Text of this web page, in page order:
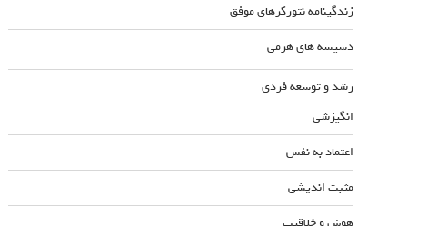
زندگینامه نتورکرهای موفق
دسیسه های هرمی
رشد و توسعه فردی
انگیزشی
اعتماد به نفس
مثبت اندیشی